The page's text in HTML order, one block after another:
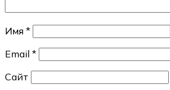
Имя *
Email *
Сайт